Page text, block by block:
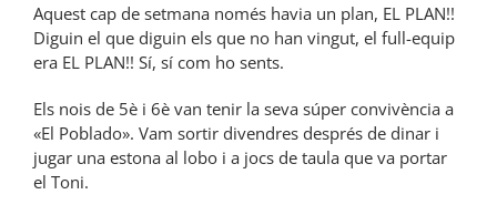
Aquest cap de setmana només havia un plan, EL PLAN!!
Diguin el que diguin els que no han vingut, el full-equip
era EL PLAN!! Sí, sí com ho sents.
Els nois de 5è i 6è van tenir la seva súper convivència a
«El Poblado». Vam sortir divendres després de dinar i
jugar una estona al lobo i a jocs de taula que va portar
el Toni.